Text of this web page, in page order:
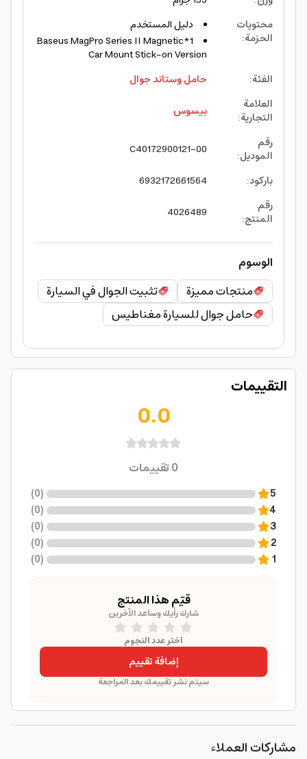
محتويات
الحزمة:
دليل المستخدم
1*Baseus MagPro Series II Magnetic
Car Mount Stick-on Version
الفئة:
حامل وستاند جوال
العلامة
التجارية:
بيسوس
رقم
الموديل:
C40172900121-00
باركود:
6932172661564
رقم
المنتج:
4026489
الوسوم
منتجات مميزة
تثبيت الجوال في السيارة
حامل جوال للسيارة مغناطيس
التقييمات
0.0
0تقييمات
5
(
0
)
4
(
0
)
3
(
0
)
2
(
0
)
1
(
0
)
قيّم هذا المنتج
شارك رأيك وساعد الآخرين
اختر عدد النجوم
إضافة تقييم
سيتم نشر تقييمك بعد المراجعة
مشاركات العملاء